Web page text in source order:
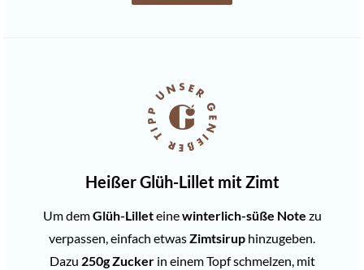
Heißer Glüh-Lillet mit Zimt
Um demGlüh-Lilleteinewinterlich-süße Note zu
verpassen, einfach etwasZimtsirup hinzugeben.
Dazu 250g Zuckerin einem Topf schmelzen, mit